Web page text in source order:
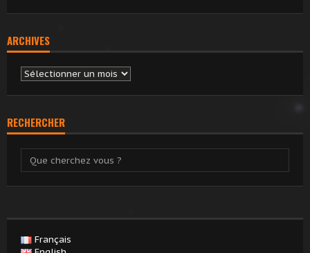
ARCHIVES
Archives
RECHERCHER
Français